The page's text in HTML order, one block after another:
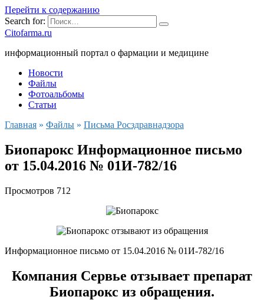
Перейти к содержанию
Search for:
Citofarma.ru
информационный портал о фармации и медицине
Новости
Файлы
Фотоальбомы
Статьи
Главная » Файлы » Письма Росздравнадзора
Биопарокс Информационное письмо
от 15.04.2016 № 01И-782/16
Просмотров 712
Информационное письмо от 15.04.2016 № 01И-782/16
Компания Сервье отзывает препарат
Биопарокс из обращения.